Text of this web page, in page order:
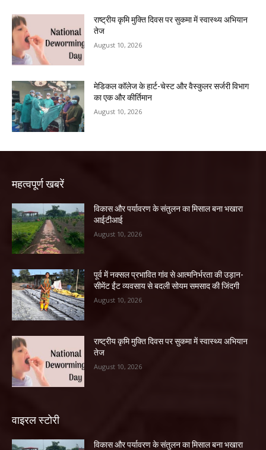
राष्ट्रीय कृमि मुक्ति दिवस पर सुकमा में स्वास्थ्य अभियान
तेज
August 10, 2026
​मेडिकल कॉलेज के हार्ट-चेस्ट और वैस्कुलर सर्जरी विभाग
का एक और कीर्तिमान
August 10, 2026
महत्वपूर्ण खबरें
विकास और पर्यावरण के संतुलन का मिसाल बना भखारा
आईटीआई
August 10, 2026
पूर्व में नक्सल प्रभावित गांव से आत्मनिर्भरता की उड़ान-
सीमेंट ईंट व्यवसाय से बदली सोयम समसाद की जिंदगी
August 10, 2026
राष्ट्रीय कृमि मुक्ति दिवस पर सुकमा में स्वास्थ्य अभियान
तेज
August 10, 2026
वाइरल स्टोरी
विकास और पर्यावरण के संतुलन का मिसाल बना भखारा